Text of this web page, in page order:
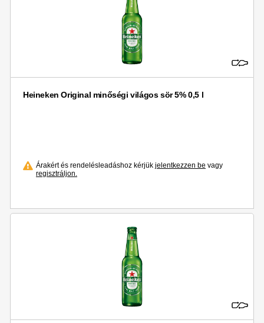
Heineken Original minőségi világos sör 5% 0,5 l
Árakért és rendelésleadáshoz kérjük jelentkezzen be vagy
regisztráljon.